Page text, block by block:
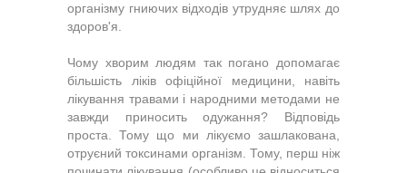
організму гниючих відходів утрудняє шлях до
здоров'я.
Чому хворим людям так погано допомагає
більшість ліків офіційної медицини, навіть
лікування травами і народними методами не
завжди приносить одужання? Відповідь
проста. Тому що ми лікуємо зашлакована,
отруєний токсинами організм. Тому, перш ніж